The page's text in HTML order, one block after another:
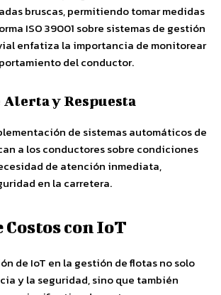
bruscas, permitiendo tomar medidas
ISO 39001 sobre sistemas de gestión
enfatiza la importancia de monitorear
del conductor.
Alerta y Respuesta
de sistemas automáticos de
a los conductores sobre condiciones
de atención inmediata,
en la carretera.
con IoT
de IoT en la gestión de flotas no solo
y la seguridad, sino que también